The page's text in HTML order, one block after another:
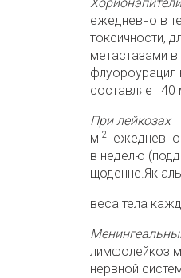
ежедневно в
токсичности,
метастазами
флуороурацил
составляет 40
При лейкозах
м 2 ежедневно
в неделю
щоденне.Як
веса тела
лимфолейкоз
нервной